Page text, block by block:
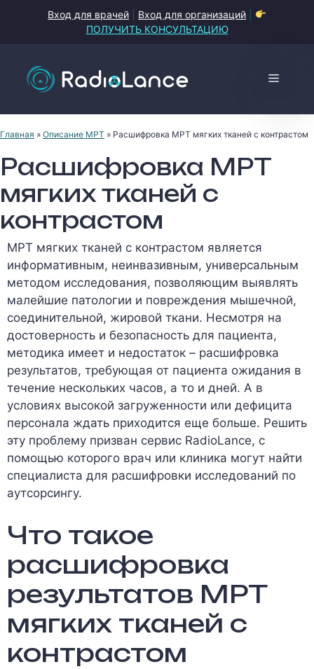
Вход для врачей Вход для организаций
ПОЛУЧИТЬ КОНСУЛЬТАЦИЮ
Меню
Главная » Описание МРТ » Расшифровка МРТ мягких тканей с контрастом
Расшифровка МРТ
мягких тканей с
контрастом
МРТ мягких тканей с контрастом является
информативным, неинвазивным, универсальным
методом исследования, позволяющим выявлять
малейшие патологии и повреждения мышечной,
соединительной, жировой ткани. Несмотря на
достоверность и безопасность для пациента,
методика имеет и недостаток – расшифровка
результатов, требующая от пациента ожидания в
течение нескольких часов, а то и дней. А в
условиях высокой загруженности или дефицита
персонала ждать приходится еще больше. Решить
эту проблему призван сервис RadioLance, с
помощью которого врач или клиника могут найти
специалиста для расшифровки исследований по
аутсорсингу.
Что такое
расшифровка
результатов МРТ
мягких тканей с
контрастом